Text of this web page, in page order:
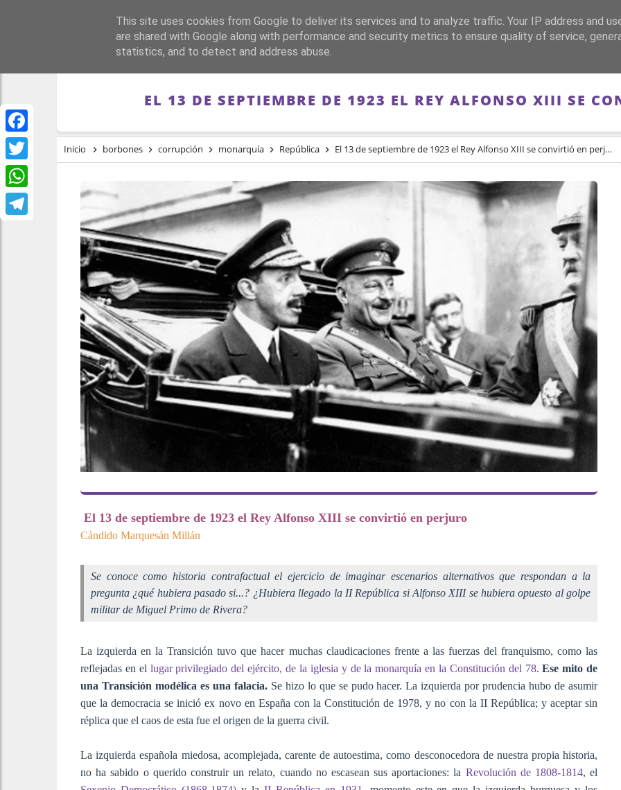
Facebook
Twitter
WhatsApp
PORTADA REPÚBLICA FRANQUISMO GUERRA DE ESPAÑA MEMORIA
EL 13 DE SEPTIEMBRE DE 1923 EL REY ALFONSO XIII SE
Inicio borbones corrupción monarquía República El 13 de septiembre de 1923 el Rey Alfonso XIII se convirtió en perjuro
El 13 de septiembre de 1923 el Rey Alfonso XIII se convirtió en perjuro
Cándido Marquesán Millán
Se conoce como historia contrafactual el ejercicio de imaginar escenarios alternativos que respondan a la
pregunta ¿qué hubiera pasado si...? ¿Hubiera llegado la II República si Alfonso XIII se hubiera opuesto al golpe
militar de Miguel Primo de Rivera?
La izquierda en la Transición tuvo que hacer muchas claudicaciones frente a las fuerzas del franquismo, como las
reflejadas en el lugar privilegiado del ejército, de la iglesia y de la monarquía en la Constitución del 78.Ese mito de
una Transición modélica es una falacia.Se hizo lo que se pudo hacer. La izquierda por prudencia hubo de asumir
que la democracia se inició ex novo en España con la Constitución de 1978, y no con la II República; y aceptar sin
réplica que el caos de esta fue el origen de la guerra civil.
La izquierda española miedosa, acomplejada, carente de autoestima, como desconocedora de nuestra propia historia,
no ha sabido o querido construir un relato, cuando no escasean sus aportaciones: la Revolución de 1808-1814, el
This site uses cookies from Google to deliver its services and to analyze traffic. Your IP address and
are shared with Google along with performance and security metrics to ensure quality of service,
statistics, and to detect and address abuse.